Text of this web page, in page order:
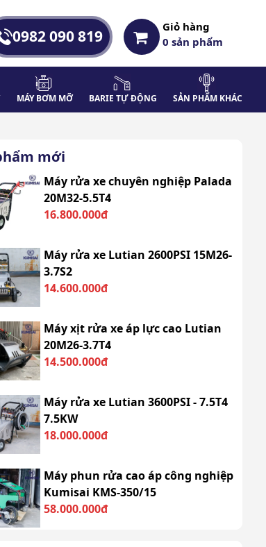
0982 090 819
Giỏ hàng
0sản phẩm
MÁY BƠM MỠ BARIE TỰ ĐỘNG SẢN PHẨM KHÁC
mới
Máy rửa xe chuyên nghiệp Palada
20M32-5.5T4
16.800.000đ
Máy rửa xe Lutian 2600PSI 15M26-
3.7S2
14.600.000đ
Máy xịt rửa xe áp lực cao Lutian
20M26-3.7T4
14.500.000đ
Máy rửa xe Lutian 3600PSI - 7.5T4
7.5KW
18.000.000đ
Máy phun rửa cao áp công nghiệp
Kumisai KMS-350/15
58.000.000đ